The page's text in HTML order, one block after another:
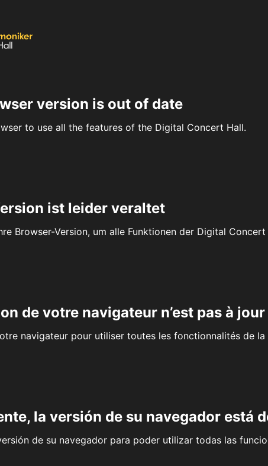
version is out of date
to use all the features of the Digital Concert Hall.
ist leider veraltet
Browser-Version, um alle Funktionen der Digital
de votre navigateur n’est pas à jour
navigateur pour utiliser toutes les fonctionnalités de
la versión de su navegador está
de su navegador para poder utilizar todas las